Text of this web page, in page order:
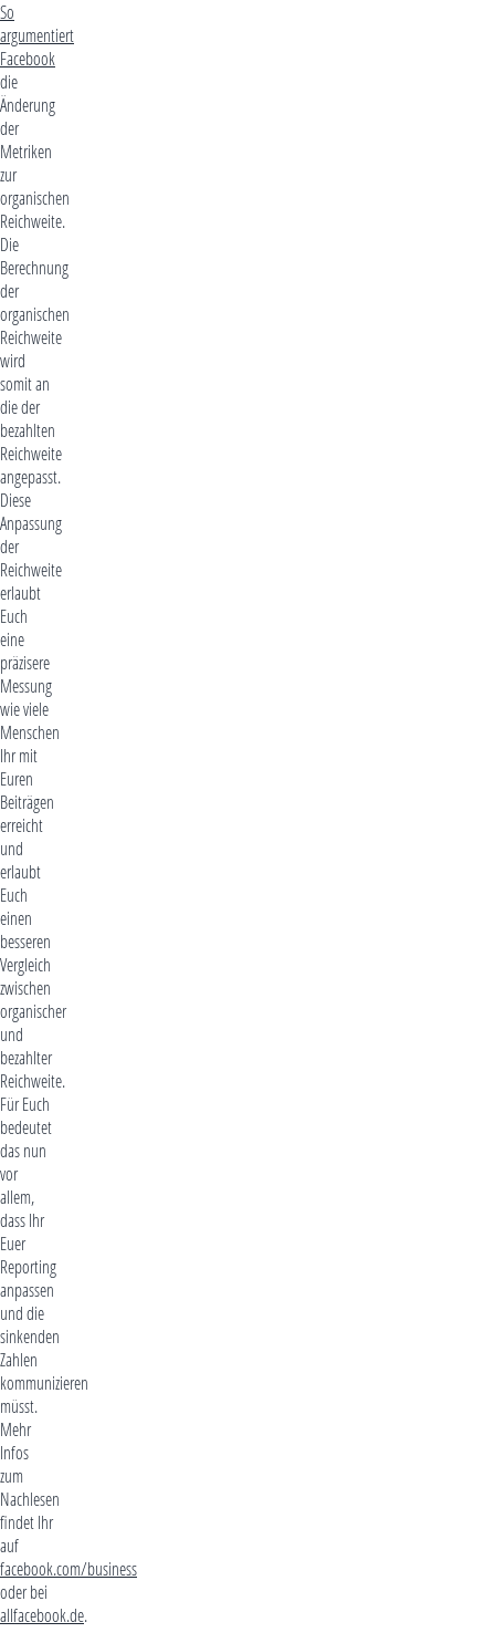
So
argumentiert
Facebook
die
Änderung
der
Metriken
zur
organischen
Reichweite.
Die
Berechnung
der
organischen
Reichweite
wird
somit an
die der
bezahlten
Reichweite
angepasst.
Diese
Anpassung
der
Reichweite
erlaubt
Euch
eine
präzisere
Messung
wie viele
Menschen
Ihr mit
Euren
Beiträgen
erreicht
und
erlaubt
Euch
einen
besseren
Vergleich
zwischen
organischer
und
bezahlter
Reichweite.
Für Euch
bedeutet
das nun
vor
allem,
dass Ihr
Euer
Reporting
anpassen
und die
sinkenden
Zahlen
kommunizieren
müsst.
Mehr
Infos
zum
Nachlesen
findet Ihr
auf
facebook.com/business
oder bei
allfacebook.de.